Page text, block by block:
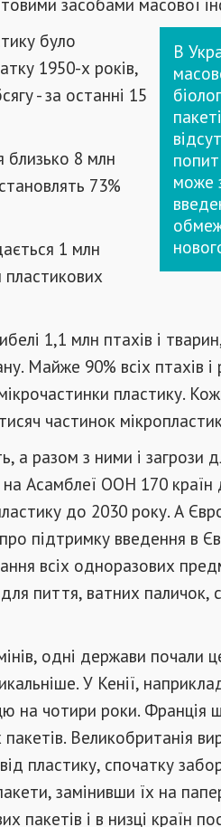
В
може
було
1950-х років,
- за останні 15
близько 8 млн
73%
1 млн
1,1 млн птахів і
Майже 90% всіх птахів і
пластику.
частинок
а разом з ними і загрози
Асамблеї ООН 170 країн
до 2030 року. А
підтримку введення в
всіх одноразових
пиття, ватних паличок,
одні держави почали
У Кенії,
на чотири роки. Франція
Великобританія
пластику, спочатку
замінивши їх на
пакетів і в низці країн